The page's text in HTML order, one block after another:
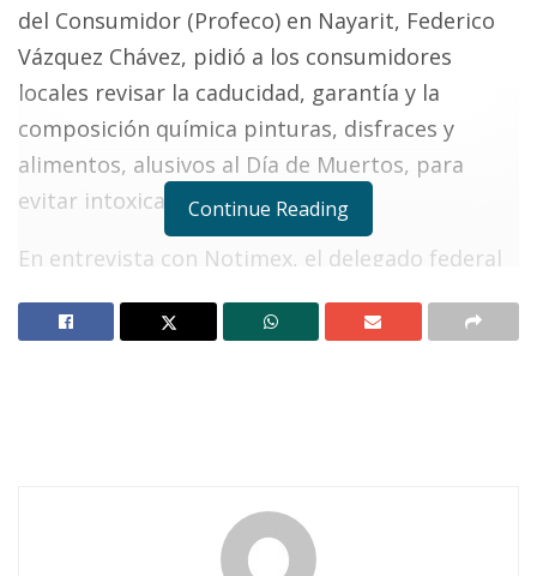
del Consumidor (Profeco) en Nayarit, Federico
Vázquez Chávez, pidió a los consumidores
locales revisar la caducidad, garantía y la
composición química pinturas, disfraces y
alimentos, alusivos al Día de Muertos, para
evitar intoxicaciones.
En entrevista con Notimex, el delegado federal
productos manufacturados a partir de
Ahuacatlán celebrá el día de Reyes con rosca y
Continue Reading